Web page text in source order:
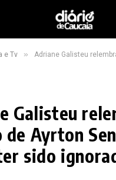
e Tv » Adriane Galisteu relembra velório de
Galisteu
Ayrton
sido